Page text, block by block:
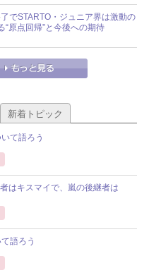
でSTARTO・ジュニア界は激動の
原点回帰”と今後への期待
新着トピック
て語ろう
はキスマイで、嵐の後継者は
語ろう